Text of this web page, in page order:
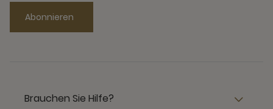
Abonnieren
Brauchen Sie Hilfe?